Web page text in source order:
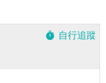
timer 自行追蹤